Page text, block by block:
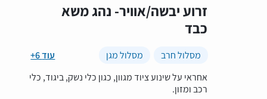
זרוע יבשה/אוויר- נהג משא
כבד
+6 עוד מסלול חרב
מסלול מגן
אחראי על שינוע ציוד מגוון, כגון כלי נשק, ביגוד, כלי
רכב ומזון.